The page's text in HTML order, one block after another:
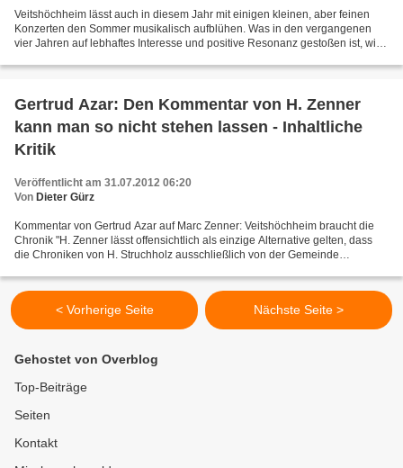
Veitshöchheim lässt auch in diesem Jahr mit einigen kleinen, aber feinen
Konzerten den Sommer musikalisch aufblühen. Was in den vergangenen
vier Jahren auf lebhaftes Interesse und positive Resonanz gestoßen ist, wird
Gertrud Azar: Den Kommentar von H. Zenner
kann man so nicht stehen lassen - Inhaltliche
Kritik
Veröffentlicht am 31.07.2012 06:20
Von Dieter Gürz
Kommentar von Gertrud Azar auf Marc Zenner: Veitshöchheim braucht die
Chronik "H. Zenner lässt offensichtlich als einzige Alternative gelten, dass
die Chroniken von H. Struchholz ausschließlich von der Gemeinde
< Vorherige Seite Nächste Seite >
Gehostet von Overblog
Top-Beiträge
Seiten
Kontakt